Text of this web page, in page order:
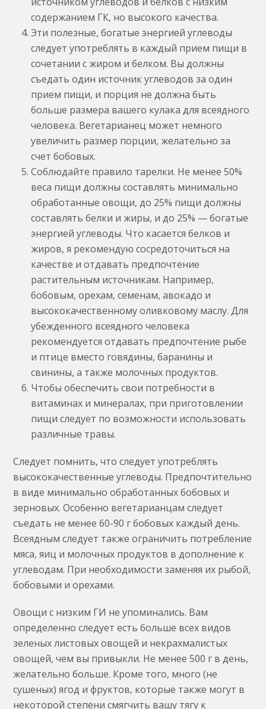
содержанием ГК, но высокого качества.
Эти полезные, богатые энергией углеводы
следует употреблять в каждый прием пищи в
сочетании с жиром и белком. Вы должны
съедать один источник углеводов за один
прием пищи, и порция не должна быть
больше размера вашего кулака для всеядного
человека. Вегетарианец может немного
увеличить размер порции, желательно за
счет бобовых.
Соблюдайте правило тарелки. Не менее 50%
веса пищи должны составлять минимально
обработанные овощи, до 25% пищи должны
составлять белки и жиры, и до 25% — богатые
энергией углеводы. Что касается белков и
жиров, я рекомендую сосредоточиться на
качестве и отдавать предпочтение
растительным источникам. Например,
бобовым, орехам, семенам, авокадо и
высококачественному оливковому маслу. Для
убежденного всеядного человека
рекомендуется отдавать предпочтение рыбе
и птице вместо говядины, баранины и
свинины, а также молочных продуктов.
Чтобы обеспечить свои потребности в
витаминах и минералах, при приготовлении
пищи следует по возможности использовать
различные травы.
Следует помнить, что следует употреблять
высококачественные углеводы. Предпочтительно
в виде минимально обработанных бобовых и
зерновых. Особенно вегетарианцам следует
съедать не менее 60-90 г бобовых каждый день.
Всеядным следует также ограничить потребление
мяса, яиц и молочных продуктов в дополнение к
углеводам. При необходимости заменяя их рыбой,
бобовыми и орехами.
Овощи с низким ГИ не упоминались. Вам
определенно следует есть больше всех видов
зеленых листовых овощей и некрахмалистых
овощей, чем вы привыкли. Не менее 500 г в день,
желательно больше. Кроме того, много (не
сушеных) ягод и фруктов, которые также могут в
некоторой степени смягчить вашу тягу к